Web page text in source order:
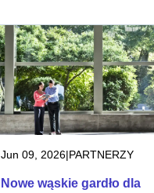
Jun 09, 2026|PARTNERZY
Nowe wąskie gardło dla